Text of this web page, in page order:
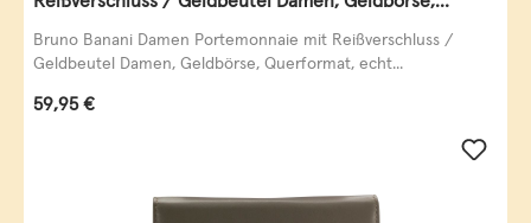
Querformat, echt Leder, black/white/red
Bruno Banani Damen Portemonnaie mit Reißverschluss /
Geldbeutel Damen, Geldbörse, Querformat, echt...
Regulärer Preis:
59,95 €